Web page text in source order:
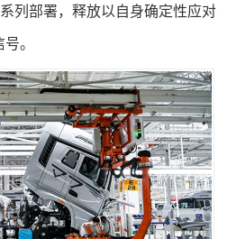
列部署，释放以自身确定性应对
。